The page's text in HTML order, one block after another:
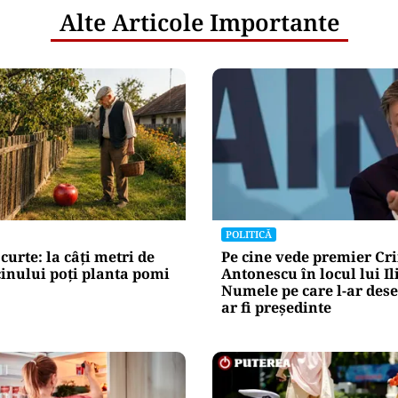
Alte Articole Importante
la câți metri de
poți planta pomi
POLITICĂ
Pe cine vede premier
Antonescu în locul lui
Numele pe care l-ar
ar fi președinte